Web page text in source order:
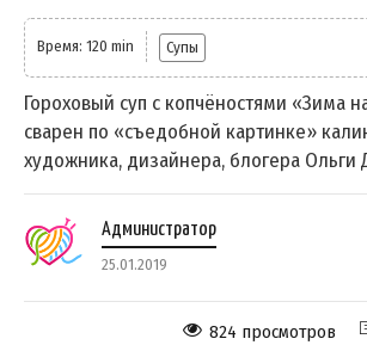
Время: 120 min Супы
Гороховый суп с копчёностями «Зима
сварен по «съедобной картинке»
художника, дизайнера, блогера Ольги
Администратор
25.01.2019
824 просмотров